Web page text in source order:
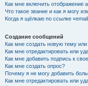
Как мне включить отображение
Что такое звание и как я могу
Когда я щёлкаю по ссылке
Создание сообщений
Как мне создать новую тему
Как мне отредактировать или
Как мне добавить подпись к
Как мне создать опрос?
Почему я не могу добавить
Как мне отредактировать или